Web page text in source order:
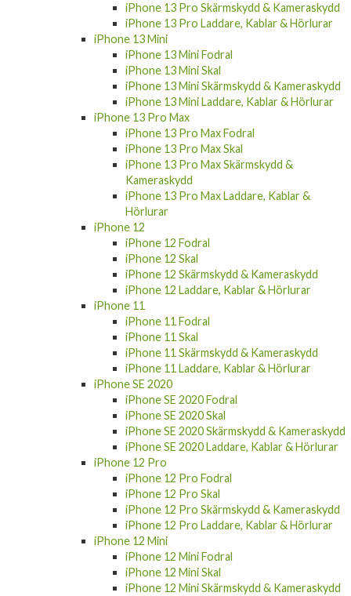
iPhone 13 Pro Laddare, Kablar & Hörlurar
iPhone 13 Mini
iPhone 13 Mini Fodral
iPhone 13 Mini Skal
iPhone 13 Mini Skärmskydd & Kameraskydd
iPhone 13 Mini Laddare, Kablar & Hörlurar
iPhone 13 Pro Max
iPhone 13 Pro Max Fodral
iPhone 13 Pro Max Skal
iPhone 13 Pro Max Skärmskydd &
Kameraskydd
iPhone 13 Pro Max Laddare, Kablar &
Hörlurar
iPhone 12
iPhone 12 Fodral
iPhone 12 Skal
iPhone 12 Skärmskydd & Kameraskydd
iPhone 12 Laddare, Kablar & Hörlurar
iPhone 11
iPhone 11 Fodral
iPhone 11 Skal
iPhone 11 Skärmskydd & Kameraskydd
iPhone 11 Laddare, Kablar & Hörlurar
iPhone SE 2020
iPhone SE 2020 Fodral
iPhone SE 2020 Skal
iPhone SE 2020 Skärmskydd & Kameraskydd
iPhone SE 2020 Laddare, Kablar & Hörlurar
iPhone 12 Pro
iPhone 12 Pro Fodral
iPhone 12 Pro Skal
iPhone 12 Pro Skärmskydd & Kameraskydd
iPhone 12 Pro Laddare, Kablar & Hörlurar
iPhone 12 Mini
iPhone 12 Mini Fodral
iPhone 12 Mini Skal
iPhone 12 Mini Skärmskydd & Kameraskydd
iPhone 12 Mini Laddare, Kablar & Hörlurar